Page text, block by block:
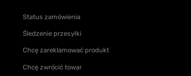
Status zamówienia
Śledzenie przesyłki
Chcę zareklamować produkt
Chcę zwrócić towar